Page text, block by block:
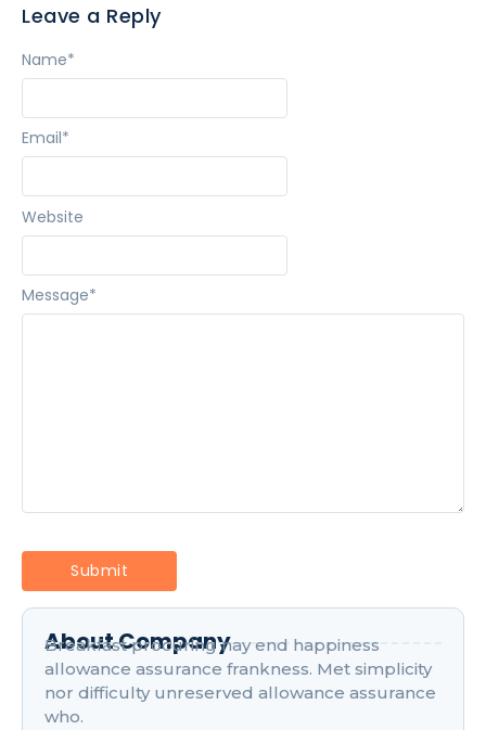
Leave a Reply
Message*
Name*
Email*
Website
About Company
Breakfast procuring nay end happiness
allowance assurance frankness. Met simplicity
nor difficulty unreserved allowance assurance
who.